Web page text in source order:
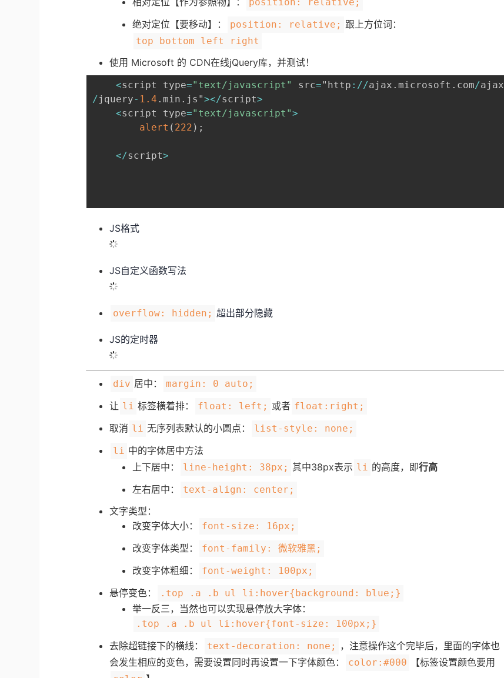
绝对定位【要移动】： position: relative; 跟上方位词：
top bottom left right
使用 Microsoft 的 CDN在线jQuery库，并测试！
<script type="text/javascript" src="http : //ajax . microsoft . com/ajax
/jquery- 1.4 . min . js"></script>
<script type="text/javascript">
alert ( 222 ) ;
</script>
JS格式
JS自定义函数写法
overflow: hidden; 超出部分隐藏
JS的定时器
div 居中： margin: 0 auto;
让 li 标签横着排： float: left; 或者 float:right;
取消 li 无序列表默认的小圆点：
list-style: none;
li 中的字体居中方法
上下居中：
line-height: 38px; 其中38px表示 li 的高度，即行高
左右居中：
text-align: center;
文字类型：
改变字体大小：
font-size: 16px;
改变字体类型： font-family: 微软雅黑;
改变字体粗细： font-weight: 100px;
悬停变色： .top .a .b ul li:hover{background: blue;}
举一反三，当然也可以实现悬停放大字体：
.top .a .b ul li:hover{font-size: 100px;}
去除超链接下的横线： text-decoration: none;
，注意操作这个完毕后，里面的字体也
会发生相应的变色，需要设置同时再设置一下字体颜色：
color:#000 【标签设置颜色要用